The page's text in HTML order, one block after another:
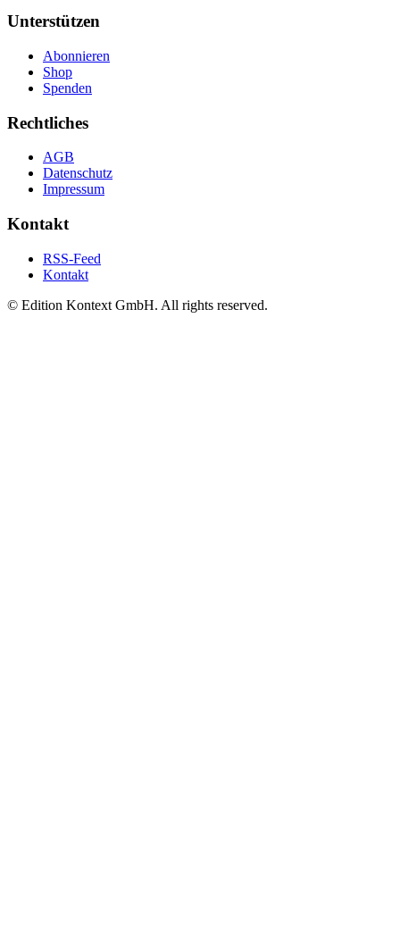
Unterstützen
Abonnieren
Shop
Spenden
Rechtliches
AGB
Datenschutz
Impressum
Kontakt
RSS-Feed
Kontakt
© Edition Kontext GmbH. All rights reserved.